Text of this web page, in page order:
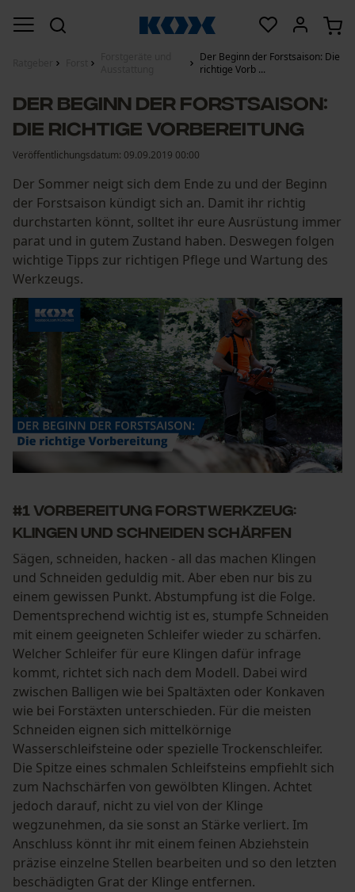
Der Beginn der Forstsaison: Die
richtige Vorb ...
Der Beginn der Forstsaison:
Die richtige Vorbereitung
Veröffentlichungsdatum: 09.09.2019 00:00
Der Sommer neigt sich dem Ende zu und der Beginn
der Forstsaison kündigt sich an. Damit ihr richtig
durchstarten könnt, solltet ihr eure Ausrüstung immer
parat und in gutem Zustand haben. Deswegen folgen
wichtige Tipps zur richtigen Pflege und Wartung des
Werkzeugs.
#1 Vorbereitung Forstwerkzeug:
Klingen und Schneiden schärfen
Sägen, schneiden, hacken - all das machen Klingen
und Schneiden geduldig mit. Aber eben nur bis zu
einem gewissen Punkt. Abstumpfung ist die Folge.
Dementsprechend wichtig ist es, stumpfe Schneiden
mit einem geeigneten Schleifer wieder zu schärfen.
Welcher Schleifer für eure Klingen dafür infrage
kommt, richtet sich nach dem Modell. Dabei wird
zwischen Balligen wie bei Spaltäxten oder Konkaven
wie bei Forstäxten unterschieden. Für die meisten
Schneiden eignen sich mittelkörnige
Wasserschleifsteine oder spezielle Trockenschleifer.
Die Spitze eines schmalen Schleifsteins empfiehlt sich
zum Nachschärfen von gewölbten Klingen. Achtet
jedoch darauf, nicht zu viel von der Klinge
wegzunehmen, da sie sonst an Stärke verliert. Im
Anschluss könnt ihr mit einem feinen Abziehstein
präzise einzelne Stellen bearbeiten und so den letzten
beschädigten Grat der Klinge entfernen.